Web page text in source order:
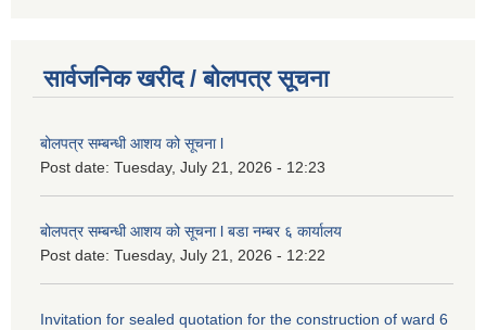
सार्वजनिक खरीद / बोलपत्र सूचना
बोलपत्र सम्बन्धी आशय को सूचना l
Post date: Tuesday, July 21, 2026 - 12:23
बोलपत्र सम्बन्धी आशय को सूचना l बडा नम्बर ६ कार्यालय
Post date: Tuesday, July 21, 2026 - 12:22
Invitation for sealed quotation for the construction of ward 6